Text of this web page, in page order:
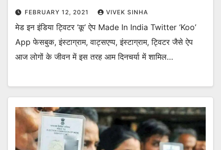
FEBRUARY 12, 2021 VIVEK SINHA
मेड इन इंडिया ट्विटर ‘कू’ ऐप Made In India Twitter ‘Koo’
App फेसबुक, इंस्टाग्राम, वाट्सएप्प, इंस्टाग्राम, ट्विटर जैसे ऐप
आज लोगों के जीवन में इस तरह आम दिनचर्या में शामिल…